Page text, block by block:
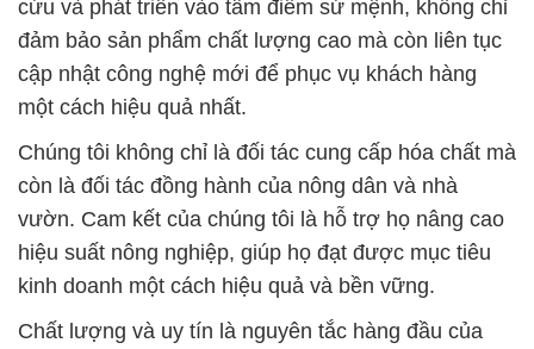
cứu và phát triển vào tâm điểm sứ mệnh, không chỉ
đảm bảo sản phẩm chất lượng cao mà còn liên tục
cập nhật công nghệ mới để phục vụ khách hàng
một cách hiệu quả nhất.
Chúng tôi không chỉ là đối tác cung cấp hóa chất mà
còn là đối tác đồng hành của nông dân và nhà
vườn. Cam kết của chúng tôi là hỗ trợ họ nâng cao
hiệu suất nông nghiệp, giúp họ đạt được mục tiêu
kinh doanh một cách hiệu quả và bền vững.
Chất lượng và uy tín là nguyên tắc hàng đầu của